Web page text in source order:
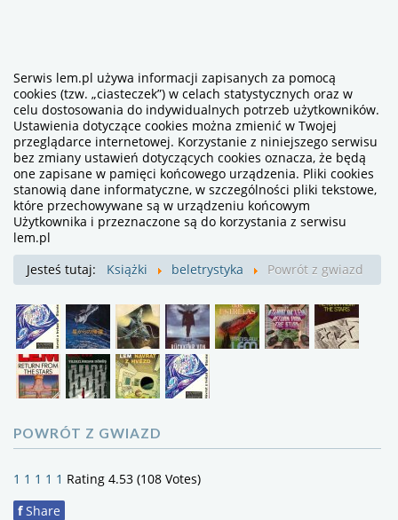
Serwis lem.pl używa informacji zapisanych za pomocą
cookies (tzw. „ciasteczek”) w celach statystycznych oraz w
celu dostosowania do indywidualnych potrzeb użytkowników.
Ustawienia dotyczące cookies można zmienić w Twojej
przeglądarce internetowej. Korzystanie z niniejszego serwisu
bez zmiany ustawień dotyczących cookies oznacza, że będą
one zapisane w pamięci końcowego urządzenia. Pliki cookies
stanowią dane informatyczne, w szczególności pliki tekstowe,
które przechowywane są w urządzeniu końcowym
Użytkownika i przeznaczone są do korzystania z serwisu
lem.pl
Jesteś tutaj:
Książki beletrystyka Powrót z gwiazd
POWRÓT Z GWIAZD
1 1 1 1 1 Rating 4.53 (108 Votes)
f Share